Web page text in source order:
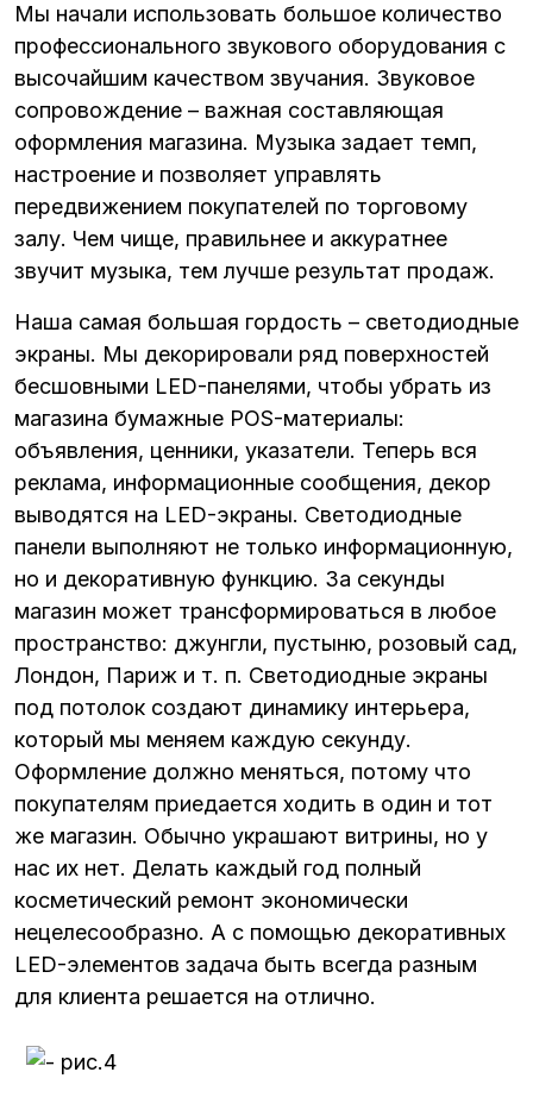
Мы начали использовать большое количество
профессионального звукового оборудования с
высочайшим качеством звучания. Звуковое
сопровождение – важная составляющая
оформления магазина. Музыка задает темп,
настроение и позволяет управлять
передвижением покупателей по торговому
залу. Чем чище, правильнее и аккуратнее
звучит музыка, тем лучше результат продаж.
Наша самая большая гордость – светодиодные
экраны. Мы декорировали ряд поверхностей
бесшовными LED-панелями, чтобы убрать из
магазина бумажные POS-материалы:
объявления, ценники, указатели. Теперь вся
реклама, информационные сообщения, декор
выводятся на LED-экраны. Светодиодные
панели выполняют не только информационную,
но и декоративную функцию. За секунды
магазин может трансформироваться в любое
пространство: джунгли, пустыню, розовый сад,
Лондон, Париж и т. п. Светодиодные экраны
под потолок создают динамику интерьера,
который мы меняем каждую секунду.
Оформление должно меняться, потому что
покупателям приедается ходить в один и тот
же магазин. Обычно украшают витрины, но у
нас их нет. Делать каждый год полный
косметический ремонт экономически
нецелесообразно. А с помощью декоративных
LED-элементов задача быть всегда разным
для клиента решается на отлично.